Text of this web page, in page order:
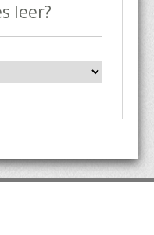
leer?